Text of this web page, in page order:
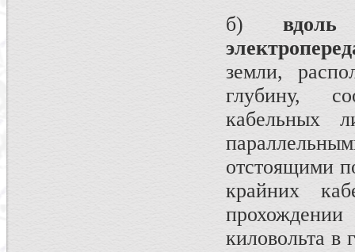
б)
земли,
глубину,
кабельных
отстоящими
крайних
киловольта в